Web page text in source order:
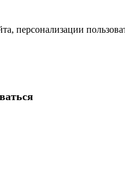
персонализации